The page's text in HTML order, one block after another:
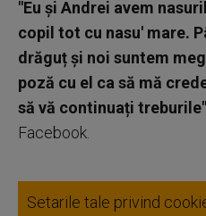
"Eu și Andrei avem
copil tot cu nasu' mare.
drăguț și noi suntem
poză cu el ca să mă
să vă continuați treburile"
Facebook.
Setarile tale privind